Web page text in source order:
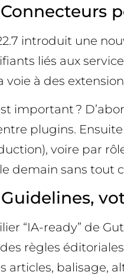
introduit une
liés aux
voie à des
important ?
plugins.
voire par
demain sans tout
“IA-ready” de
règles
articles, balisage,